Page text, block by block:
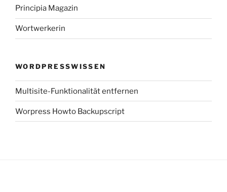
Principia Magazin
Wortwerkerin
WORDPRESSWISSEN
Multisite-Funktionalität entfernen
Worpress Howto Backupscript